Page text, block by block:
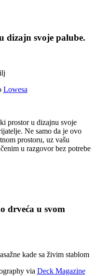
dizajn svoje palube.
Lowesa
prostor u dizajnu svoje
Ne samo da je ovo
prostoru, uz vašu
u razgovor bez potrebe
drveća u svom
via Deck Magazine